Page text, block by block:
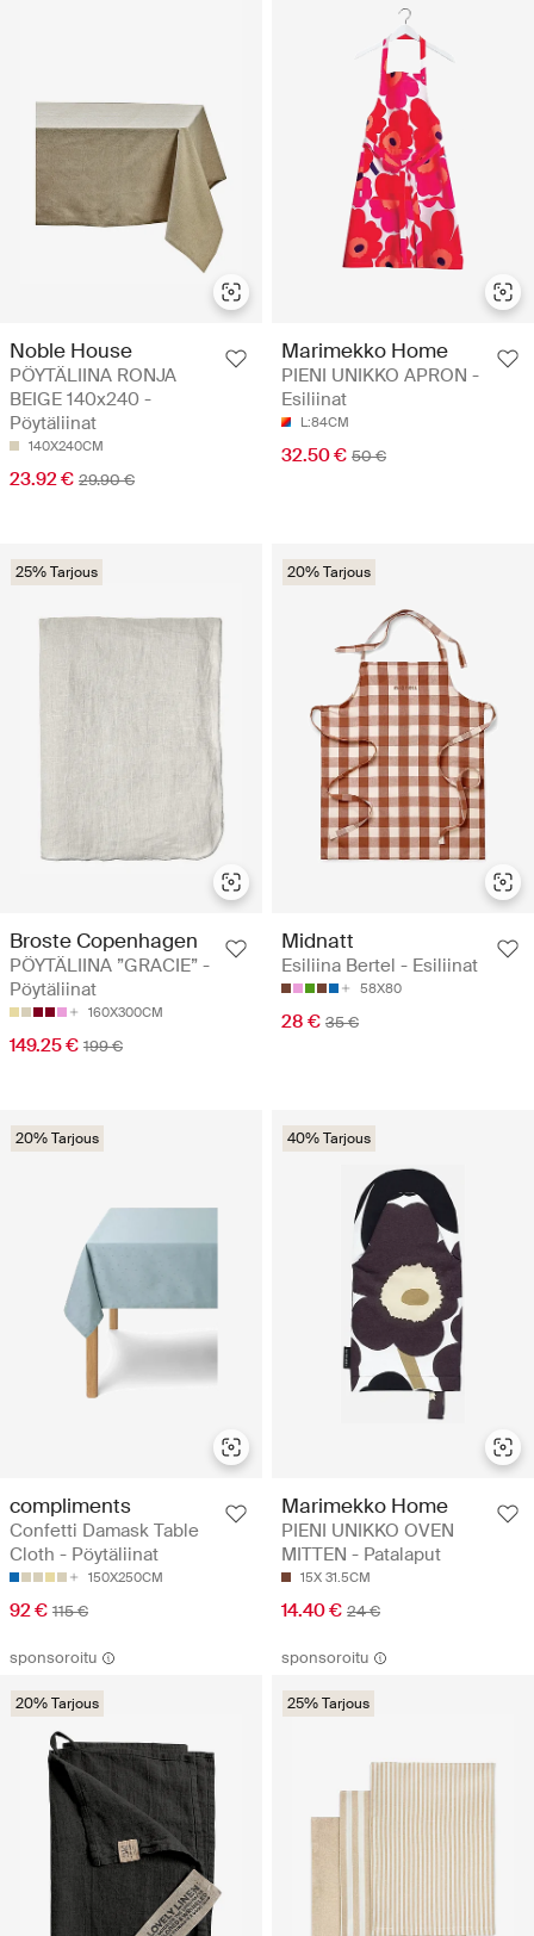
Noble House
PÖYTÄLIINA RONJA
BEIGE 140x240 -
Pöytäliinat
140X240CM
23.92 € 29.90 €
Marimekko Home
PIENI UNIKKO APRON -
Esiliinat
L:84CM
32.50 € 50 €
25% Tarjous
Broste Copenhagen
PÖYTÄLIINA ”GRACIE” -
Pöytäliinat
160X300CM
149.25 € 199 €
20% Tarjous
Midnatt
Esiliina Bertel - Esiliinat
58X80
28 € 35 €
20% Tarjous
compliments
Confetti Damask Table
Cloth - Pöytäliinat
150X250CM
92 € 115 €
40% Tarjous
Marimekko Home
PIENI UNIKKO OVEN
MITTEN - Patalaput
15X 31.5CM
14.40 € 24 €
sponsoroitu
20% Tarjous
sponsoroitu
25% Tarjous